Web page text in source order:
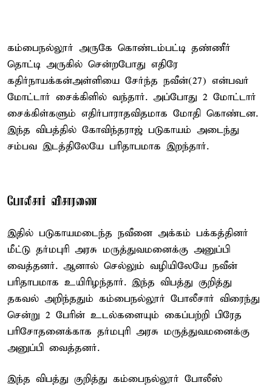
கம்பைநல்லூர் அருகே கொண்டம்பட்டி தண்ணீர்
தொட்டி அருகில் சென்றபோது எதிரே
கதிர்நாயக்கன்அள்ளியை சேர்ந்த நவீன்(27) என்பவர்
மோட்டார் சைக்கிளில் வந்தார். அப்போது 2 மோட்டார்
சைக்கிள்களும் எதிர்பாராதவிதமாக மோதி கொண்டன.
இந்த விபத்தில் கோவிந்தராஜ் படுகாயம் அடைந்து
சம்பவ இடத்திலேயே பரிதாபமாக இறந்தார்.
போலீசார் விசாரணை
இதில் படுகாயமடைந்த நவீனை அக்கம் பக்கத்தினர்
மீட்டு தர்மபுரி அரசு மருத்துவமனைக்கு அனுப்பி
வைத்தனர். ஆனால் செல்லும் வழியிலேயே நவீன்
பரிதாபமாக உயிரிழந்தார். இந்த விபத்து குறித்து
தகவல் அறிந்ததும் கம்பைநல்லூர் போலீசார் விரைந்து
சென்று 2 பேரின் உடல்களையும் கைப்பற்றி பிரேத
பரிசோதனைக்காக தர்மபுரி அரசு மருத்துவமனைக்கு
அனுப்பி வைத்தனர்.
இந்த விபத்து குறித்து கம்பைநல்லூர் போலீஸ்